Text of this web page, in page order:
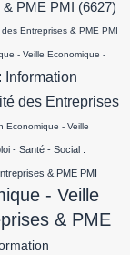
PME PMI
(6627)
Entreprises & PME PMI
- Veille Economique -
Information
des Entreprises
Economique - Veille
- Santé - Social :
& PME PMI
- Veille
& PME